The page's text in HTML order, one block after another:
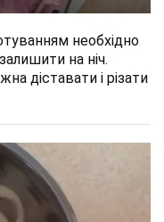
необхідно
на ніч.
діставати і різати